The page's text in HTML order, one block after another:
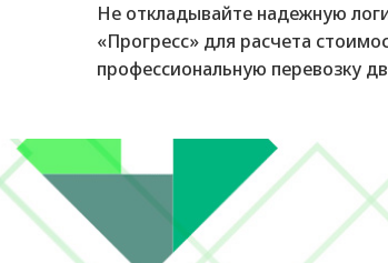
Не откладывайте надежную
«Прогресс» для расчета
профессиональную перевозку